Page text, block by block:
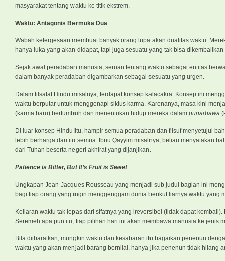
masyarakat tentang waktu ke titik ekstrem.
Waktu: Antagonis Bermuka Dua
Wabah ketergesaan membuat banyak orang lupa akan dualitas waktu.
hanya luka yang akan didapat, tapi juga sesuatu yang tak bisa
Sejak awal peradaban manusia, seruan tentang waktu sebagai entitas
dalam banyak peradaban digambarkan sebagai sesuatu yang urgen.
Dalam filsafat Hindu misalnya, terdapat konsep kalacakra. Konsep ini
waktu berputar untuk menggenapi siklus karma. Karenanya, masa kini
(karma baru) bertumbuh dan menentukan hidup mereka dalam punarbawa
Di luar konsep Hindu itu, hampir semua peradaban dan filsuf menyetujui
lebih berharga dari itu semua. Ibnu Qayyim misalnya, beliau menyatakan
dari Tuhan beserta negeri akhirat yang dijanjikan.
Patience is Bitter, But It’s Fruit is Sweet
Ungkapan Jean-Jacques Rousseau yang menjadi sub judul bagian ini
bagi tiap orang yang ingin menggenggam dunia berikut liarnya waktu yang
Keliaran waktu tak lepas dari sifatnya yang ireversibel (tidak dapat
Seremeh apa pun itu, tiap pilihan hari ini akan membawa manusia ke jenis
Bila diibaratkan, mungkin waktu dan kesabaran itu bagaikan penenun
waktu yang akan menjadi barang bernilai, hanya jika penenun tidak hilang